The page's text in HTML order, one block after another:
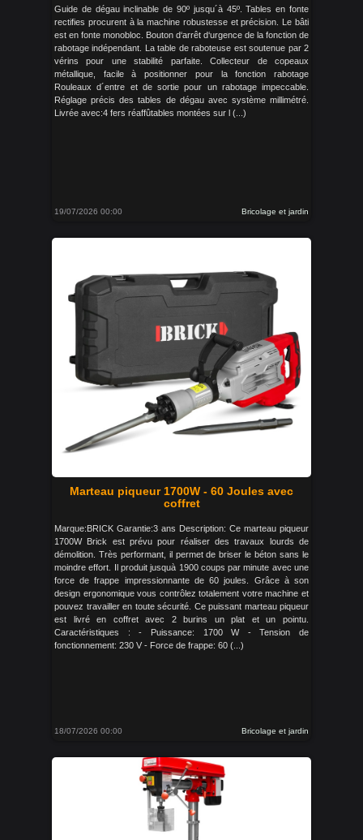
Guide de dégau inclinable de 90º jusqu´à 45º. Tables en fonte
rectifies procurent à la machine robustesse et précision. Le bâti
est en fonte monobloc. Bouton d‘arrêt d‘urgence de la fonction de
rabotage indépendant. La table de raboteuse est soutenue par 2
vérins pour une stabilité parfaite. Collecteur de copeaux
métallique, facile à positionner pour la fonction rabotage
Rouleaux d´entre et de sortie pour un rabotage impeccable.
Réglage précis des tables de dégau avec système millimétré.
Livrée avec:4 fers réaffûtables montées sur l (...)
19/07/2026 00:00 Bricolage et jardin
Marteau piqueur 1700W - 60 Joules avec
coffret
Marque:BRICK Garantie:3 ans Description: Ce marteau piqueur
1700W Brick est prévu pour réaliser des travaux lourds de
démolition. Très performant, il permet de briser le béton sans le
moindre effort. Il produit jusquà 1900 coups par minute avec une
force de frappe impressionnante de 60 joules. Grâce à son
design ergonomique vous contrôlez totalement votre machine et
pouvez travailler en toute sécurité. Ce puissant marteau piqueur
est livré en coffret avec 2 burins un plat et un pointu.
Caractéristiques : - Puissance: 1700 W - Tension de
fonctionnement: 230 V - Force de frappe: 60 (...)
18/07/2026 00:00 Bricolage et jardin